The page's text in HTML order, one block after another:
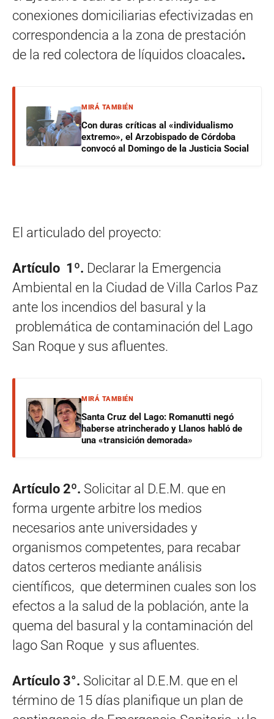
conexiones domiciliarias efectivizadas en
correspondencia a la zona de prestación
de la red colectora de líquidos cloacales.
MIRÁ TAMBIÉN
Con duras críticas al «individualismo
extremo», el Arzobispado de Córdoba
convocó al Domingo de la Justicia Social
El articulado del proyecto:
Artículo 1º. Declarar la Emergencia
Ambiental en la Ciudad de Villa Carlos Paz
ante los incendios del basural y la
problemática de contaminación del Lago
San Roque y sus afluentes.
MIRÁ TAMBIÉN
Santa Cruz del Lago: Romanutti negó
haberse atrincherado y Llanos habló de
una «transición demorada»
Artículo 2º. Solicitar al D.E.M. que en
forma urgente arbitre los medios
necesarios ante universidades y
organismos competentes, para recabar
datos certeros mediante análisis
científicos, que determinen cuales son los
efectos a la salud de la población, ante la
quema del basural y la contaminación del
lago San Roque y sus afluentes.
Artículo 3°. Solicitar al D.E.M. que en el
término de 15 días planifique un plan de